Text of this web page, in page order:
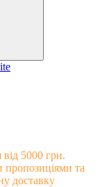
5000 грн.
та
доставку